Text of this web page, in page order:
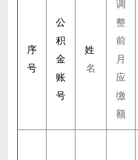
序
号
公
积
金
账
号
姓
名
调
整
前
月
应
缴
额